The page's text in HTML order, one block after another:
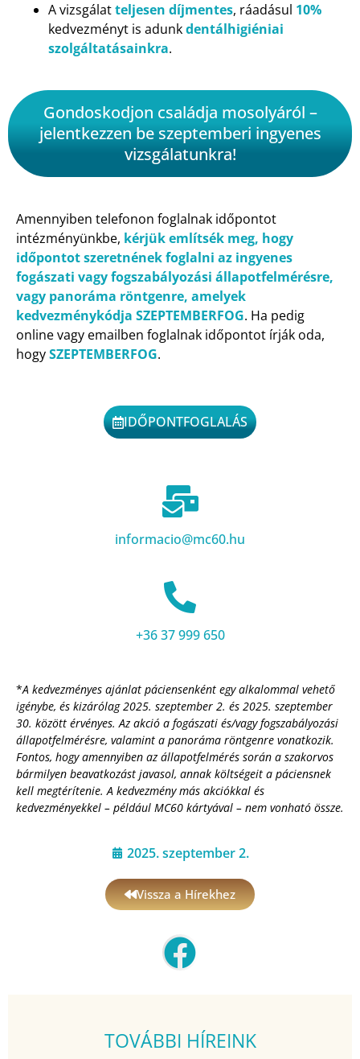
A vizsgálatteljesen díjmentes, ráadásul 10%
kedvezményt is adunkdentálhigiéniai
szolgáltatásainkra.
Gondoskodjon családja mosolyáról –
jelentkezzen be szeptemberi ingyenes
vizsgálatunkra!
Amennyiben telefonon foglalnak időpontot
intézményünkbe, kérjük említsék meg, hogy
időpontot szeretnének foglalni az ingyenes
fogászati vagy fogszabályozási állapotfelmérésre,
vagy panoráma röntgenre, amelyek
kedvezménykódja SZEPTEMBERFOG. Ha pedig
online vagy emailben foglalnak időpontot írják oda,
hogySZEPTEMBERFOG.
IDŐPONTFOGLALÁS
informacio@mc60.hu
+36 37 999 650
*A kedvezményes ajánlat páciensenként egy alkalommal vehető
igénybe, és kizárólag 2025. szeptember 2. és 2025. szeptember
30. között érvényes. Az akció a fogászati és/vagy fogszabályozási
állapotfelmérésre, valamint a panoráma röntgenre vonatkozik.
Fontos, hogy amennyiben az állapotfelmérés során a szakorvos
bármilyen beavatkozást javasol, annak költségeit a páciensnek
kell megtérítenie. A kedvezmény más akciókkal és
kedvezményekkel – például MC60 kártyával – nem vonható össze.
2025. szeptember 2.
Vissza a Hírekhez
TOVÁBBI HÍREINK